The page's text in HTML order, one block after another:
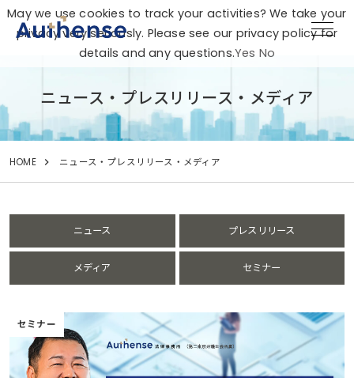
ニュース・プレスリリース・メディア
HOME ニュース・プレスリリース・メディア
ニュース プレスリリース
メディア セミナー
セミナー
May we use cookies to track your activities? We take your
privacy very seriously. Please see our privacy policy for
details and any questions.Yes No